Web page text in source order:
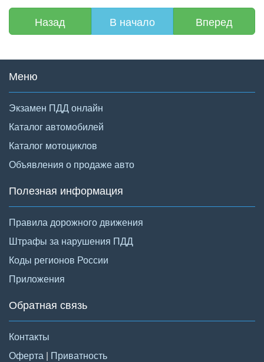
Назад В начало Вперед
Меню
Экзамен ПДД онлайн
Каталог автомобилей
Каталог мотоциклов
Объявления о продаже авто
Полезная информация
Правила дорожного движения
Штрафы за нарушения ПДД
Коды регионов России
Приложения
Обратная связь
Контакты
Оферта | Приватность